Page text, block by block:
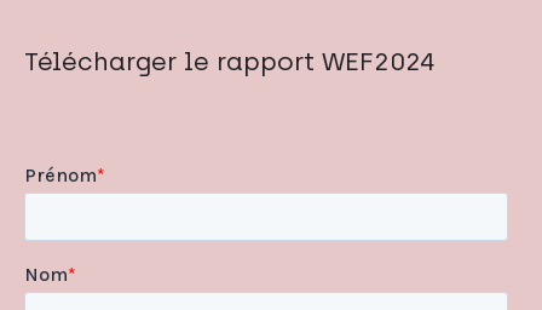
Télécharger le rapport WEF2024